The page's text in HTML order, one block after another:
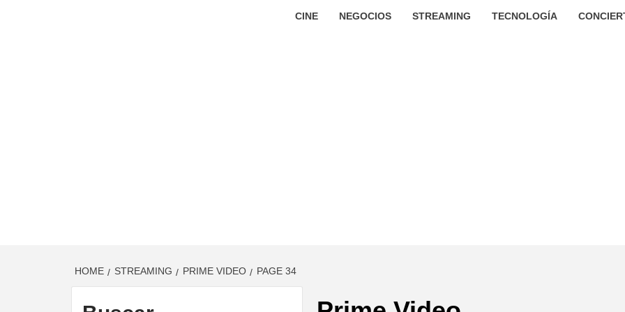
CINE NEGOCIOS STREAMING TECNOLOGÍA
HOME STREAMING PRIME VIDEO PAGE 34